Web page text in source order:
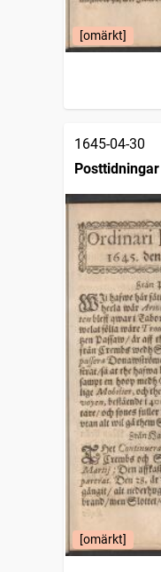
[omärkt]
1645-04-30
Posttidningar
[omärkt]